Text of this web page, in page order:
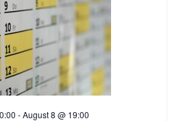
-August 8 @ 19:00